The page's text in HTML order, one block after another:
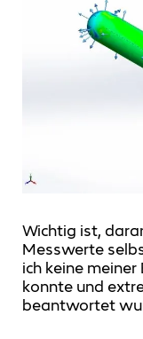
Wichtig ist,
Messwerte
ich keine
konnte und
beantwortet